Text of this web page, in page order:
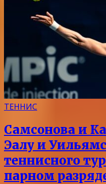
ТЕННИС
Самсонова и
Эалу и
теннисного
парном